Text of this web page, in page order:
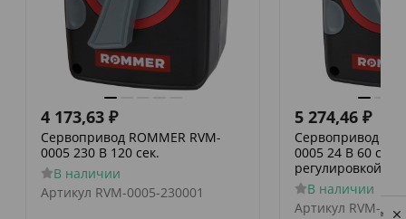
4 173,63 ₽
Сервопривод ROMMER RVM-
0005 230 В 120 сек.
В наличии
Артикул RVM-0005-230001
5 274,46 ₽
Сервопривод
0005 24 В 60
регулировкой по
В наличии
Артикул RVM-
Privacy notice